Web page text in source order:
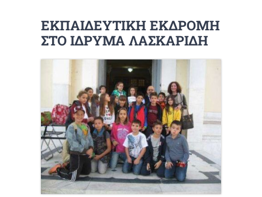
ΕΚΠΑΙΔΕΥΤΙΚΗ ΕΚΔΡΟΜΗ
ΣΤΟ ΙΔΡΥΜΑ ΛΑΣΚΑΡΙΔΗ